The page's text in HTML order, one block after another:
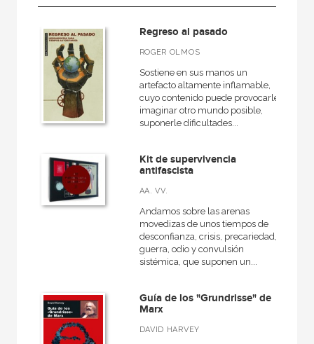
Economía
MATERIAS
Cine
Psicología
Derecho
Comunicación
Bellas Artes
VER TODAS... (18)
Regreso al pasado
ROGER OLMOS
Sostiene en sus manos un
artefacto altamente inflamable,
cuyo contenido puede provocarle
imaginar otro mundo posible,
suponerle dificultades...
Kit de supervivencia
antifascista
AA. VV.
Andamos sobre las arenas
movedizas de unos tiempos de
desconfianza, crisis, precariedad,
guerra, odio y convulsión
sistémica, que suponen un...
Guía de los "Grundrisse" de
Marx
DAVID HARVEY